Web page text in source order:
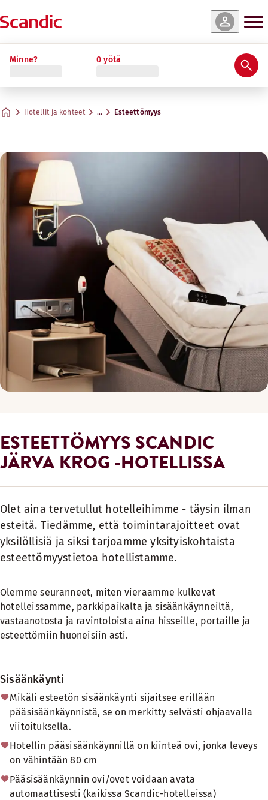
Minne? 0 yötä
Hotellit ja kohteet … Esteettömyys
ESTEETTÖMYYS SCANDIC
JÄRVA KROG -HOTELLISSA
Olet aina tervetullut hotelleihimme - täysin ilman
esteitä. Tiedämme, että toimintarajoitteet ovat
yksilöllisiä ja siksi tarjoamme yksityiskohtaista
esteettömyystietoa hotellistamme.
Olemme seuranneet, miten vieraamme kulkevat
hotelleissamme, parkkipaikalta ja sisäänkäynneiltä,
vastaanotosta ja ravintoloista aina hisseille, portaille ja
esteettömiin huoneisiin asti.
Sisäänkäynti
Mikäli esteetön sisäänkäynti sijaitsee erillään
pääsisäänkäynnistä, se on merkitty selvästi ohjaavalla
viitoituksella.
Hotellin pääsisäänkäynnillä on kiinteä ovi, jonka leveys
on vähintään 80 cm
Pääsisäänkäynnin ovi/ovet voidaan avata
automaattisesti (kaikissa Scandic-hotelleissa)